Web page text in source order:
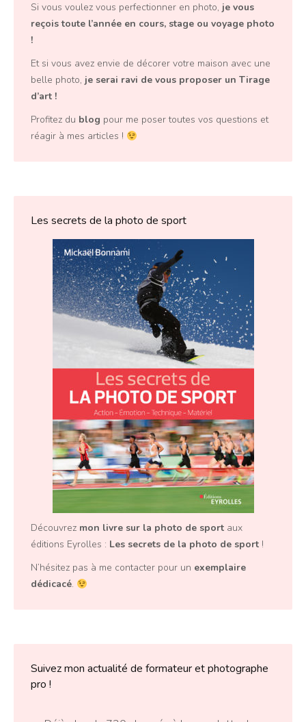
Si vous voulez vous perfectionner en photo, je vous
reçois toute l’année en cours, stage ou voyage photo
!
Et si vous avez envie de décorer votre maison avec une
belle photo, je serai ravi de vous proposer un Tirage
d’art !
Profitez du blog pour me poser toutes vos questions et
réagir à mes articles !
Les secrets de la photo de sport
Découvrez mon livre sur la photo de sport aux
éditions Eyrolles : Les secrets de la photo de sport !
N’hésitez pas à me contacter pour un exemplaire
dédicacé.
Suivez mon actualité de formateur et photographe
pro !